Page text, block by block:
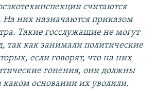
считаются
них назначаются приказом
Такие госслужащие не могут
так как занимали политические
если говорят, что на них
гонения, они должны
каком основании их уволили.